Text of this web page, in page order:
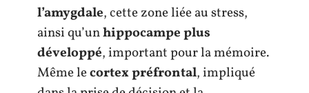
l’amygdale, cette zone liée au stress,
ainsi qu’unhippocampe plus
développé, important pour la mémoire.
Même lecortex préfrontal, impliqué